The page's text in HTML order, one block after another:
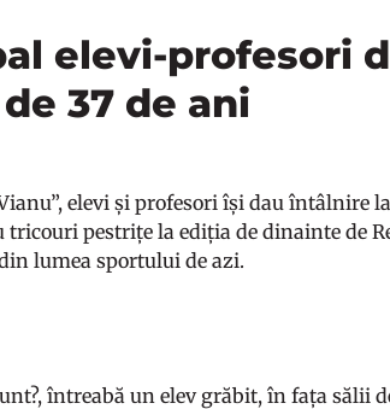
elevi-profesori
37 de ani
elevi și profesori își dau întâlnire
tricouri pestrițe la ediția de dinainte de
lumea sportului de azi.
întreabă un elev grăbit, în fața sălii